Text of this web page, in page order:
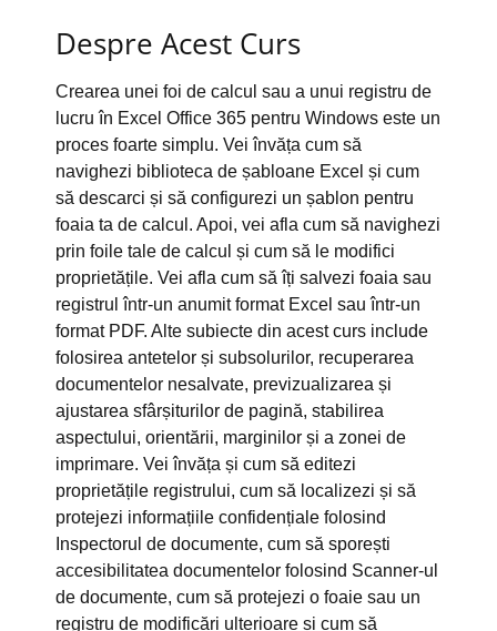
Despre Acest Curs
Crearea unei foi de calcul sau a unui registru de
lucru în Excel Office 365 pentru Windows este un
proces foarte simplu. Vei învăța cum să
navighezi biblioteca de șabloane Excel și cum
să descarci și să configurezi un șablon pentru
foaia ta de calcul. Apoi, vei afla cum să navighezi
prin foile tale de calcul și cum să le modifici
proprietățile. Vei afla cum să îți salvezi foaia sau
registrul într-un anumit format Excel sau într-un
format PDF. Alte subiecte din acest curs include
folosirea antetelor și subsolurilor, recuperarea
documentelor nesalvate, previzualizarea și
ajustarea sfârșiturilor de pagină, stabilirea
aspectului, orientării, marginilor și a zonei de
imprimare. Vei învăța și cum să editezi
proprietățile registrului, cum să localizezi și să
protejezi informațiile confidențiale folosind
Inspectorul de documente, cum să sporești
accesibilitatea documentelor folosind Scanner-ul
de documente, cum să protejezi o foaie sau un
registru de modificări ulterioare și cum să